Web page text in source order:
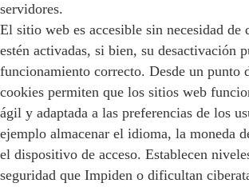
servidores.
El sitio web es accesible sin necesidad de
estén activadas, si bien, su desactivación
funcionamiento correcto. Desde un punto
cookies permiten que los sitios web
ágil y adaptada a las preferencias de los
ejemplo almacenar el idioma, la moneda
el dispositivo de acceso. Establecen
seguridad que Impiden o dificultan